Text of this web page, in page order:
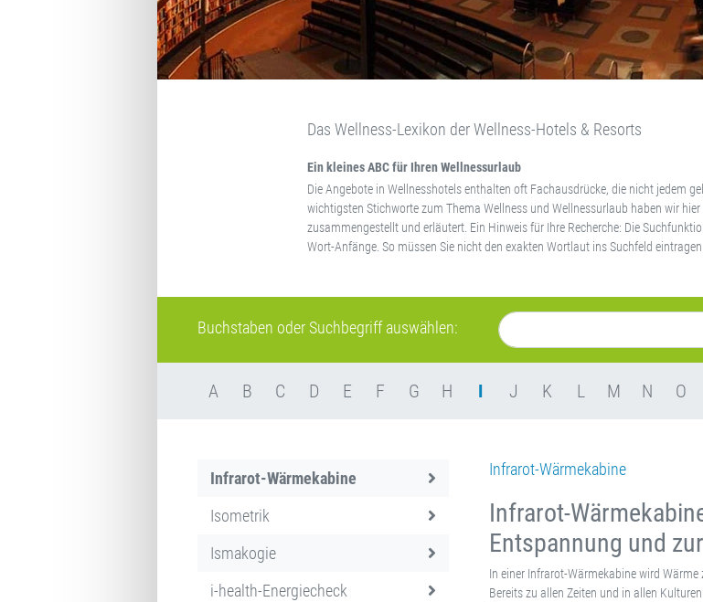
Das Wellness-Lexikon der Wellness-Hotels & Resorts
Ein kleines ABC für Ihren Wellnessurlaub
Die Angebote in Wellnesshotels enthalten oft Fachausdrücke, die nicht jedem
wichtigsten Stichworte zum Thema Wellness und Wellnessurlaub haben wir
zusammengestellt und erläutert. Ein Hinweis für Ihre Recherche: Die
Wort-Anfänge. So müssen Sie nicht den exakten Wortlaut ins Suchfeld eintragen.
Buchstaben oder Suchbegriff auswählen:
A B C D E F G H I J K L M N O
Infrarot-Wärmekabine
Isometrik
Ismakogie
i-health-Energiecheck
Infrarot-Wärmekabine
Infrarot-
Entspannung und
In einer Infrarot-Wärmekabine wird
Bereits zu allen Zeiten und in allen